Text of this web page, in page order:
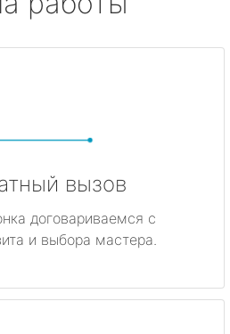
вызов
договариваемся с
и выбора мастера.